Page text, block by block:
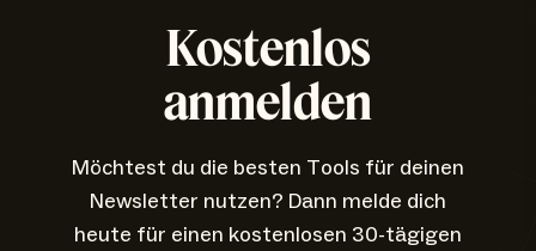
Kostenlos
anmelden
Möchtest du die besten Tools für deinen
Newsletter nutzen? Dann melde dich
heute für einen kostenlosen 30-tägigen